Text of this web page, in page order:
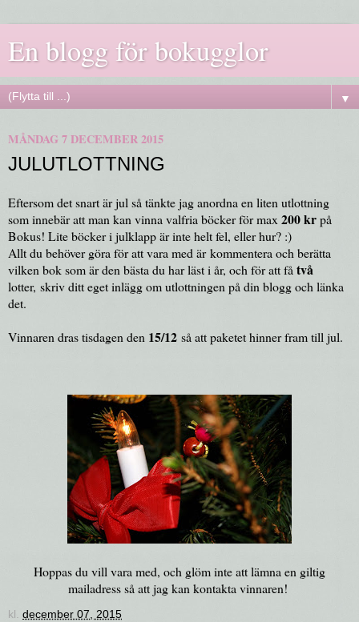
En blogg för bokugglor
▼
MÅNDAG 7 DECEMBER 2015
JULUTLOTTNING
Eftersom det snart är jul så tänkte jag anordna en liten utlottning
som innebär att man kan vinna valfria böcker för max 200 krpå
Bokus! Lite böcker i julklapp är inte helt fel, eller hur? :)
Allt du behöver göra för att vara med är kommentera och berätta
vilken bok som är den bästa du har läst i år, och för att få två
lotter, skriv ditt eget inlägg om utlottningen på din blogg och länka
det.
Vinnaren dras tisdagen den 15/12 så att paketet hinner fram till jul.
Hoppas du vill vara med, och glöm inte att lämna en giltig
mailadress så att jag kan kontakta vinnaren!
kl. december 07, 2015